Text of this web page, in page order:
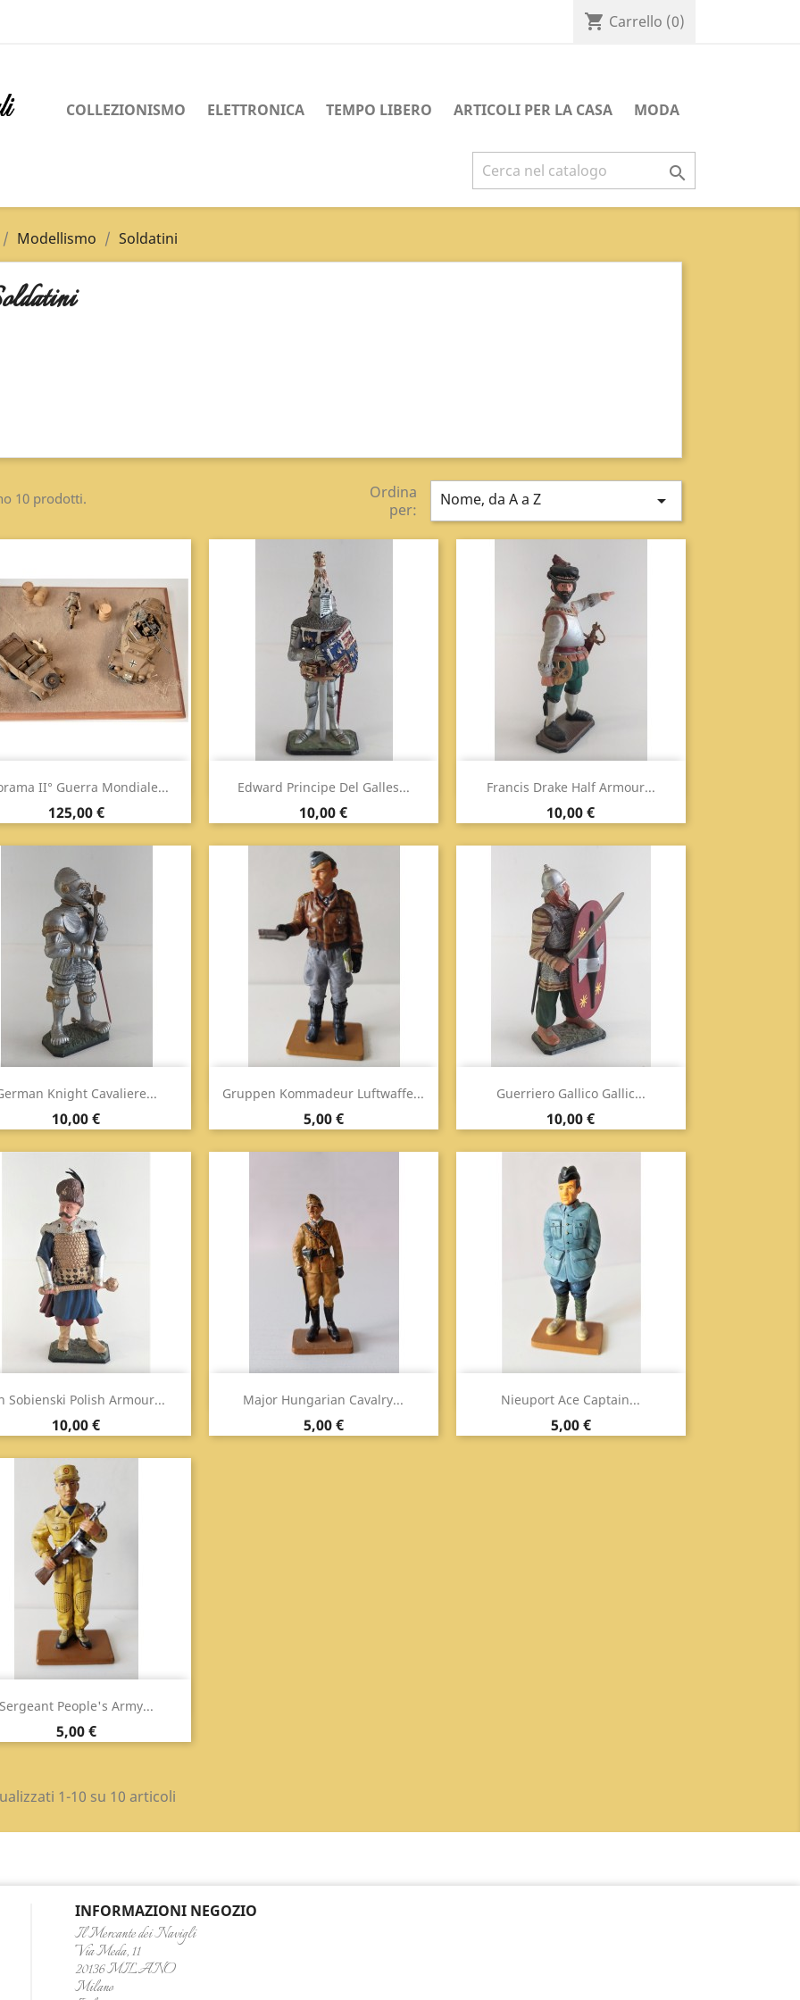
shopping_cart Carrello (0)
COLLEZIONISMO ELETTRONICA TEMPO LIBERO ARTICOLI PER LA CASA MODA

Modellismo Soldatini
10 prodotti.
Ordina
per:
Nome, da A a Z 
II° Guerra Mondiale...
Prezzo
125,00 €
Anteprima Edward Principe Del Galles...
Prezzo
10,00 €
Anteprima Francis Drake Half Armour...
Prezzo
10,00 €
 Anteprima
Knight Cavaliere...
Prezzo
10,00 €
Anteprima Gruppen Kommadeur Luftwaffe...
Prezzo
5,00 €
 Anteprima Guerriero Gallico Gallic...
Prezzo
10,00 €
 Anteprima
Sobienski Polish Armour...
Prezzo
10,00 €
 Anteprima Major Hungarian Cavalry...
Prezzo
5,00 €
 Anteprima Nieuport Ace Captain...
Prezzo
5,00 €
 Anteprima
People's Army...
Prezzo
5,00 €
Anteprima
1-10 su 10 articoli
INFORMAZIONI NEGOZIO
Il Mercante dei Navigli
Via Meda, 11
20136 MILANO
Milano